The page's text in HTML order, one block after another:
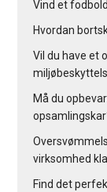
Vind et
Hvordan
Vil du have et
Må du
virksomhed
Find det